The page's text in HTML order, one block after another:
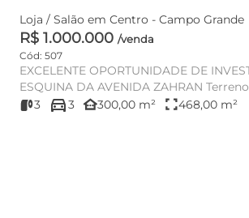
Loja / Salão em Centro - Campo Grande
R$ 1.000.000 /venda
Cód: 507
EXCELENTE OPORTUNIDADE DE
ESQUINA DA AVENIDA ZAHRAN Terreno comercial com
468 m², localizado na Rua 13 ...
3 directions_car3 other_houses300,00 m² fullscreen468,00 m²